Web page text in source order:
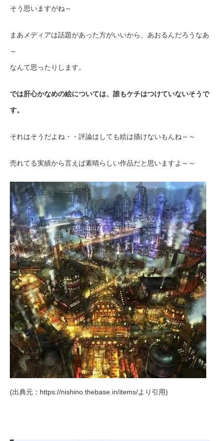
そう思いますがね～
まあメディアは話題があった方がいいから、あおるんだろうなあ
～
なんて思ったりします。
では肝心かなめの絵については、誰もケチはつけていないそうで
す。
それはそうだよね・・評論はしても絵は描けないもんね～～
売れてる実績から言えば素晴らしい作品だと思いますよ～～
(出典元：https://nishino.thebase.in/items/より引用)